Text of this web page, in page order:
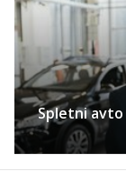
Spletni avto